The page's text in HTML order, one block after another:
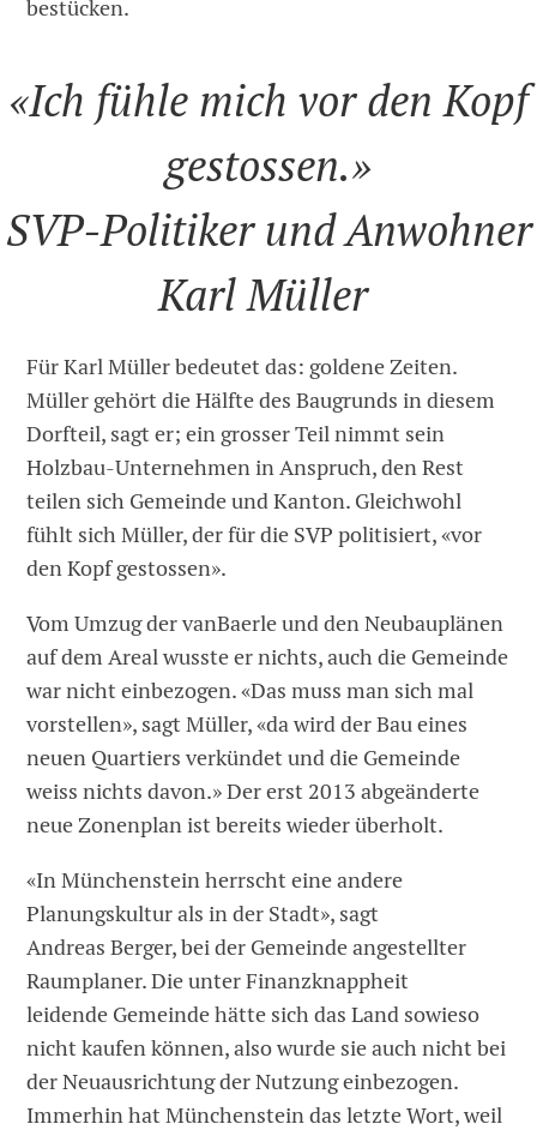
bestücken.
«Ich fühle mich vor den Kopf
gestossen.»
SVP-Politiker und Anwohner
Karl Müller
Für Karl Müller bedeutet das: goldene Zeiten.
Müller gehört die Hälfte des Baugrunds in diesem
Dorfteil, sagt er; ein grosser Teil nimmt sein
Holzbau-Unternehmen in Anspruch, den Rest
teilen sich Gemeinde und Kanton. Gleichwohl
fühlt sich Müller, der für die SVP politisiert, «vor
den Kopf gestossen».
Vom Umzug der vanBaerle und den Neubauplänen
auf dem Areal wusste er nichts, auch die Gemeinde
war nicht einbezogen. «Das muss man sich mal
vorstellen», sagt Müller, «da wird der Bau eines
neuen Quartiers verkündet und die Gemeinde
weiss nichts davon.» Der erst 2013 abgeänderte
neue Zonenplan ist bereits wieder überholt.
«In Münchenstein herrscht eine andere
Planungskultur als in der Stadt», sagt
Andreas Berger, bei der Gemeinde angestellter
Raumplaner. Die unter Finanzknappheit
leidende Gemeinde hätte sich das Land sowieso
nicht kaufen können, also wurde sie auch nicht bei
der Neuausrichtung der Nutzung einbezogen.
Immerhin hat Münchenstein das letzte Wort, weil